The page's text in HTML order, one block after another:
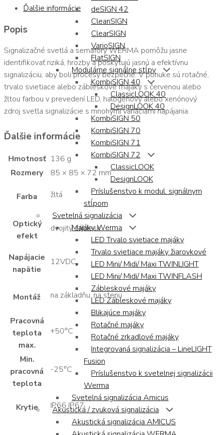
deSIGN 42
CleanSIGN
ClearSIGN
VarioSIGN
FlatSIGN
Modulárne signálne stĺpy
KombiSIGN 40
ClassicLOOK 40
DesignLOOK 40
KombiSIGN 50
KombiSIGN 70
KombiSIGN 71
KombiSIGN 72
ClassicLOOK
DesignLOOK
Príslušenstvo k modul. signálnym
stĺpom
Svetelná signalizácia
Majáky Werma
LED Trvalo svietiace majáky
Trvalo svietiace majáky žiarovkové
LED Mini/ Midi/ Maxi TWINLIGHT
LED Mini/ Midi/ Maxi TWINFLASH
Zábleskové majáky
LED Zábleskové majáky
Blikajúce majáky
Rotačné majáky
Rotačné zrkadlové majáky
Integrovaná signalizácia – LineLIGHT
Fusion
Príslušenstvo k svetelnej signalizácii
Werma
Svetelná signalizácia Amicus
Akustická / zvuková signalizácia
Akustická signalizácia AMICUS
Ďalšie informácie
Popis
Signalizačné svetlá a semafory WERMA pomôžu jasne
identifikovať riziká, hrozby a poskytujú jasnú a efektívnu
signalizáciu, aby boli procesy bezpečné. V ponuke sú rotačné,
trvalo svietiace alebo zábleskové majáky s červenou alebo
žltou farbou v prevedení LED, halogénový alebo xenónový
zdroj svetla signalizácie s mnohými variáciami napájania.
Ďalšie informácie
Hmotnosť 136 g
Rozmery
85 × 85 × 72 mm
Farba žltá
Optický
efekt
dvojitý záblesk
Napájacie
napätie
12VDC
Montáž na základňu, na stenu
Pracovná
teplota
max.
+50°C
Min.
pracovná
teplota
-25°C
Krytie IP66 IP67